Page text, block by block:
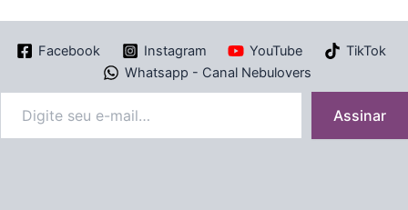
Facebook Instagram YouTube
TikTok
Whatsapp - Canal Nebulovers
Assinar